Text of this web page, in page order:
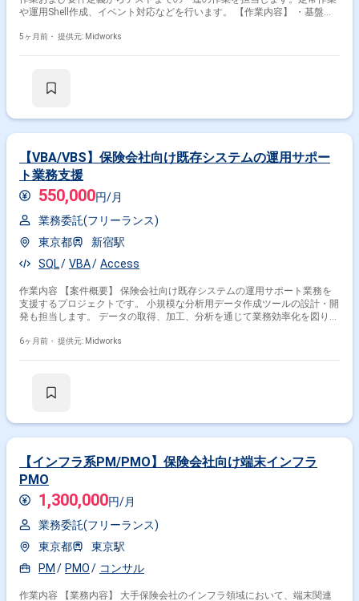
や運用Shell作成、イベント対応などを行います。 【作業内容】 ・基盤チ
・要件定義からテストまでの作業
5ヶ月前・ 提供元: Midworks
【VBA/VBS】保険会社向け既存システムの運用サポー
ト業務支援
550,000円/月
業務委託(フリーランス)
東京都
新宿駅
SQL
VBA Access
作業内容 【案件概要】 保険会社向け既存システムの運用サポート業務を
支援するプロジェクトです。 小規模な分析用データ作成ツールの設計・開
発も担当します。 データの取得、加工、分析を通じて業務効率化を図りま
す。 運用サポートと開発の両面で経験を積める案件です。 【作業内容】
6ヶ月前・ 提供元: Midworks
【インフラ系PM/PMO】保険会社向け端末インフラ
PMO
1,300,000円/月
業務委託(フリーランス)
東京都
東京駅
PM
PMO コンサル
作業内容 【業務内容】 大手保険会社のインフラ領域において、端末関連